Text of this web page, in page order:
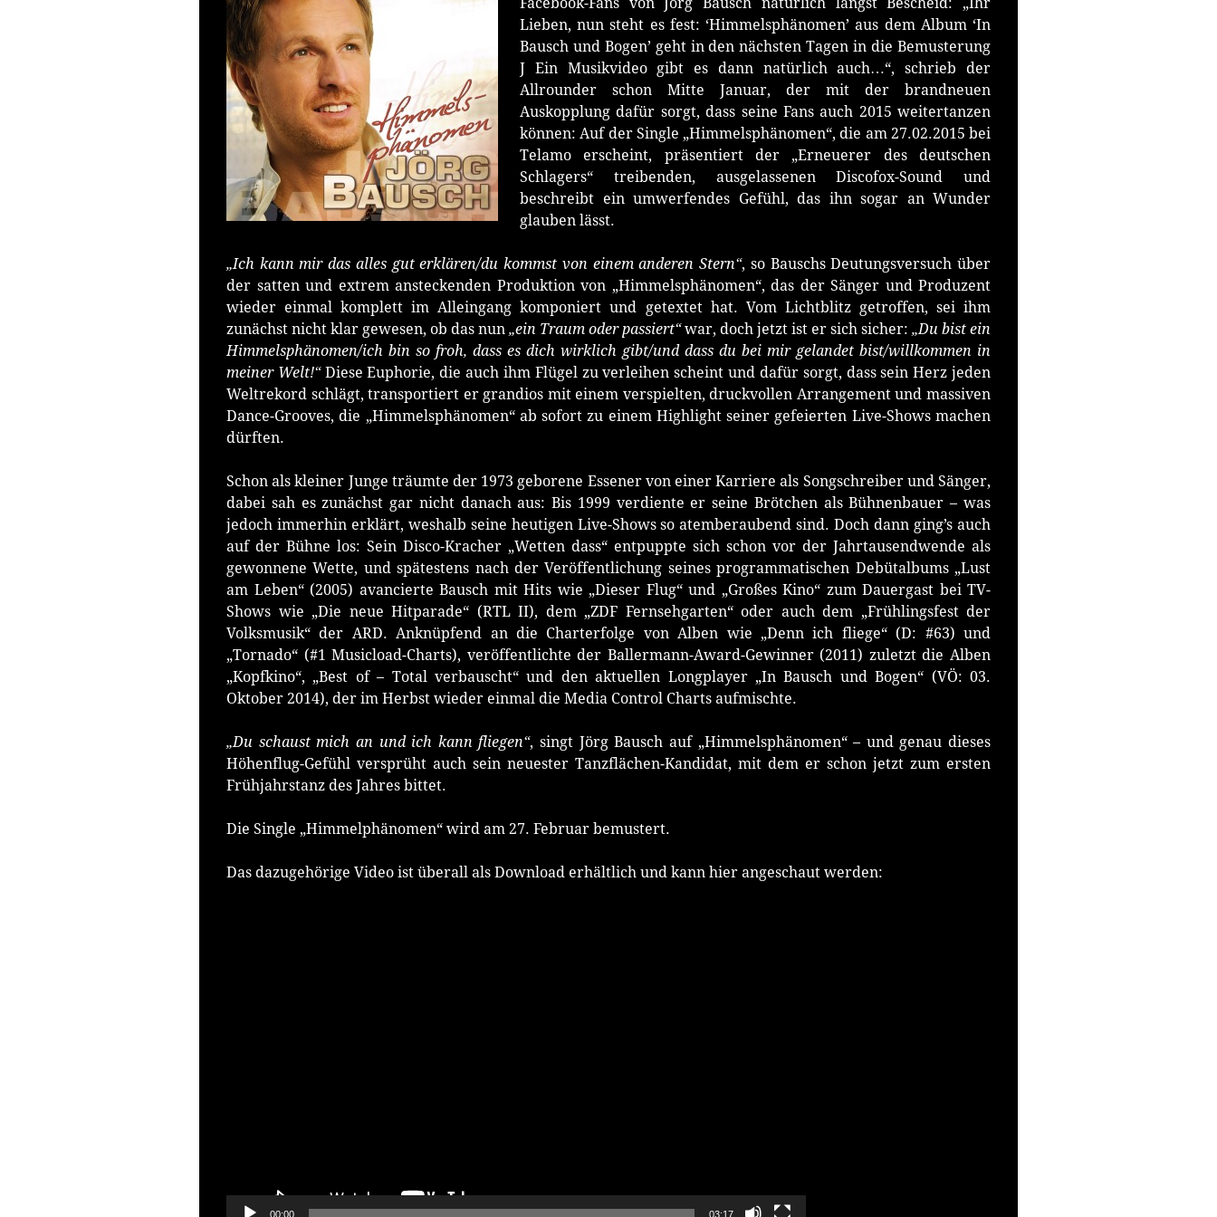
Facebook-Fans von Jörg Bausch natürlich längst Bescheid: „Ihr
Lieben, nun steht es fest: ‘Himmelsphänomen’ aus dem Album ‘In
Bausch und Bogen’ geht in den nächsten Tagen in die Bemusterung
J Ein Musikvideo gibt es dann natürlich auch…“, schrieb der
Allrounder schon Mitte Januar, der mit der brandneuen
Auskopplung dafür sorgt, dass seine Fans auch 2015 weitertanzen
können: Auf der Single „Himmelsphänomen“, die am 27.02.2015 bei
Telamo erscheint, präsentiert der „Erneuerer des deutschen
Schlagers“ treibenden, ausgelassenen Discofox-Sound und
beschreibt ein umwerfendes Gefühl, das ihn sogar an Wunder
glauben lässt.
„Ich kann mir das alles gut erklären/du kommst von einem anderen Stern“, so Bauschs Deutungsversuch über
der satten und extrem ansteckenden Produktion von „Himmelsphänomen“, das der Sänger und Produzent
wieder einmal komplett im Alleingang komponiert und getextet hat. Vom Lichtblitz getroffen, sei ihm
zunächst nicht klar gewesen, ob das nun „ein Traum oder passiert“war, doch jetzt ist er sich sicher: „Du bist ein
Himmelsphänomen/ich bin so froh, dass es dich wirklich gibt/und dass du bei mir gelandet bist/willkommen in
meiner Welt!“Diese Euphorie, die auch ihm Flügel zu verleihen scheint und dafür sorgt, dass sein Herz jeden
Weltrekord schlägt, transportiert er grandios mit einem verspielten, druckvollen Arrangement und massiven
Dance-Grooves, die „Himmelsphänomen“ ab sofort zu einem Highlight seiner gefeierten Live-Shows machen
dürften.
Schon als kleiner Junge träumte der 1973 geborene Essener von einer Karriere als Songschreiber und Sänger,
dabei sah es zunächst gar nicht danach aus: Bis 1999 verdiente er seine Brötchen als Bühnenbauer – was
jedoch immerhin erklärt, weshalb seine heutigen Live-Shows so atemberaubend sind. Doch dann ging’s auch
auf der Bühne los: Sein Disco-Kracher „Wetten dass“ entpuppte sich schon vor der Jahrtausendwende als
gewonnene Wette, und spätestens nach der Veröffentlichung seines programmatischen Debütalbums „Lust
am Leben“ (2005) avancierte Bausch mit Hits wie „Dieser Flug“ und „Großes Kino“ zum Dauergast bei TV-
Shows wie „Die neue Hitparade“ (RTL II), dem „ZDF Fernsehgarten“ oder auch dem „Frühlingsfest der
Volksmusik“ der ARD. Anknüpfend an die Charterfolge von Alben wie „Denn ich fliege“ (D: #63) und
„Tornado“ (#1 Musicload-Charts), veröffentlichte der Ballermann-Award-Gewinner (2011) zuletzt die Alben
„Kopfkino“, „Best of – Total verbauscht“ und den aktuellen Longplayer „In Bausch und Bogen“ (VÖ: 03.
Oktober 2014), der im Herbst wieder einmal die Media Control Charts aufmischte.
„Du schaust mich an und ich kann fliegen“, singt Jörg Bausch auf „Himmelsphänomen“ – und genau dieses
Höhenflug-Gefühl versprüht auch sein neuester Tanzflächen-Kandidat, mit dem er schon jetzt zum ersten
Frühjahrstanz des Jahres bittet.
Die Single „Himmelphänomen“ wird am 27. Februar bemustert.
Das dazugehörige Video ist überall als Download erhältlich und kann hier angeschaut werden:
00:00 03:17